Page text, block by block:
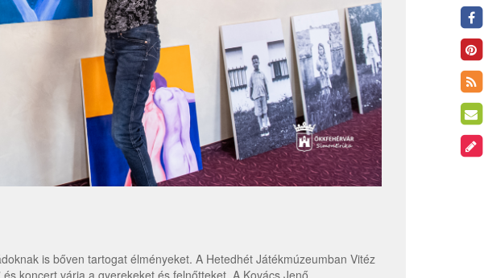
is bőven tartogat élményeket. A Hetedhét Játékmúzeumban Vitéz